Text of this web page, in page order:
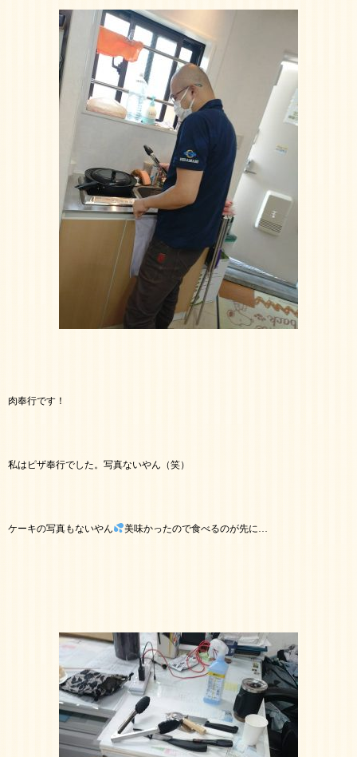
肉奉行です！
私はピザ奉行でした。写真ないやん（笑）
ケーキの写真もないやん 美味かったので食べるのが先に…